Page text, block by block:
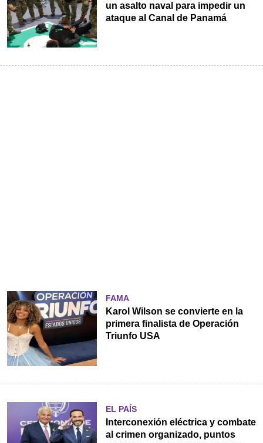
un asalto naval para impedir un
ataque al Canal de Panamá
FAMA
Karol Wilson se convierte en la
primera finalista de Operación
Triunfo USA
EL PAÍS
Interconexión eléctrica y combate
al crimen organizado, puntos